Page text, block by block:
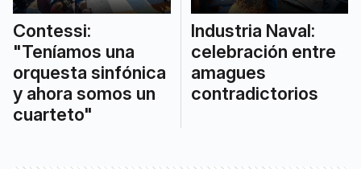
Contessi:
"Teníamos una
orquesta sinfónica
y ahora somos un
cuarteto"
Industria Naval:
celebración entre
amagues
contradictorios